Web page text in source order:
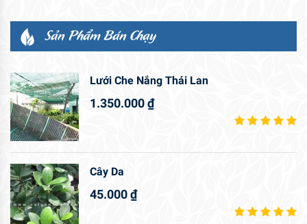
Sản Phẩm Bán Chạy
Lưới Che Nắng Thái Lan
1.350.000₫
Cây Da
45.000₫